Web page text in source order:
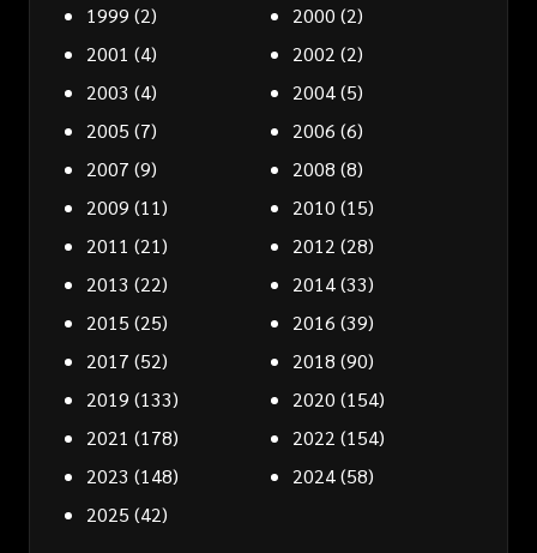
1999 (2) 2000 (2)
2001 (4) 2002 (2)
2003 (4) 2004(5)
2005 (7) 2006 (6)
2007 (9) 2008 (8)
2009 (11) 2010 (15)
2011 (21) 2012 (28)
2013 (22) 2014(33)
2015 (25) 2016 (39)
2017 (52) 2018 (90)
2019 (133) 2020 (154)
2021 (178) 2022 (154)
2023 (148) 2024(58)
2025 (42)